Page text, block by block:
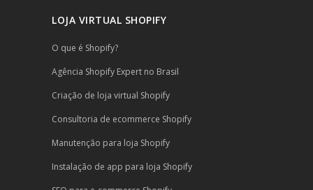
LOJA VIRTUAL SHOPIFY
O que é Shopify?
Agência Shopify Expert no Brasil
Criação de loja virtual Shopify
Consultoria de ecommerce Shopify
Manutenção para loja Shopify
Instalação de app para loja Shopify